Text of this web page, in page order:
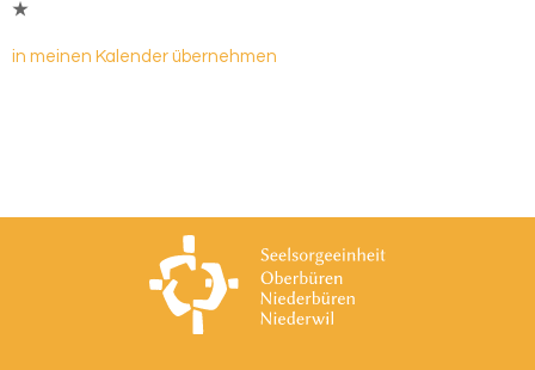
★
in meinen Kalender übernehmen